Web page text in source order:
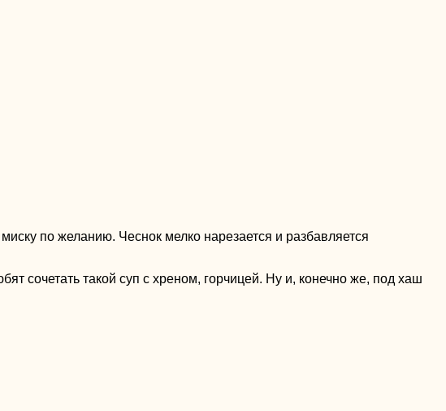
по желанию. Чеснок мелко нарезается и разбавляется
сочетать такой суп с хреном, горчицей. Ну и, конечно же, под хаш